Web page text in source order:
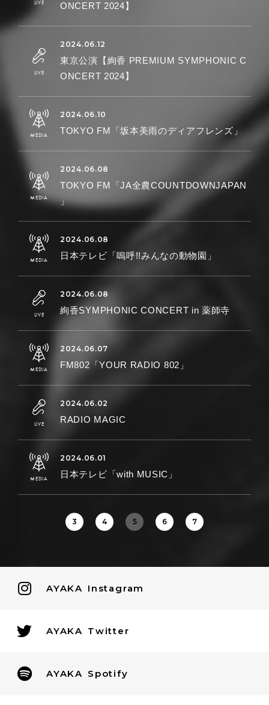
ONCERT 2024】
東京公演【絢香 PREMIUM SYMPHONIC C
ONCERT 2024】
TOKYO FM「坂本美雨のディアフレンズ」
TOKYO FM「JA全農COUNTDOWNJAPAN
」
日本テレビ「嗚呼!!みんなの動物園」
絢香SYMPHONIC CONCERT in 薬師寺
FM802「YOUR RADIO 802」
RADIO MAGIC
日本テレビ「with MUSIC」
3 4 5 6 7
AYAKA Instagram
AYAKA Twitter
AYAKA Spotify